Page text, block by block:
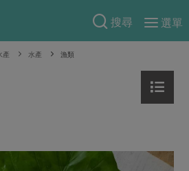
搜尋
選單
產 水產 漁類